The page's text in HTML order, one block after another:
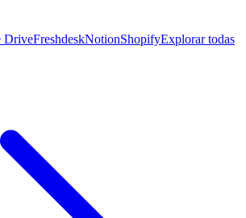
DriveFreshdeskNotionShopifyExplorar todas